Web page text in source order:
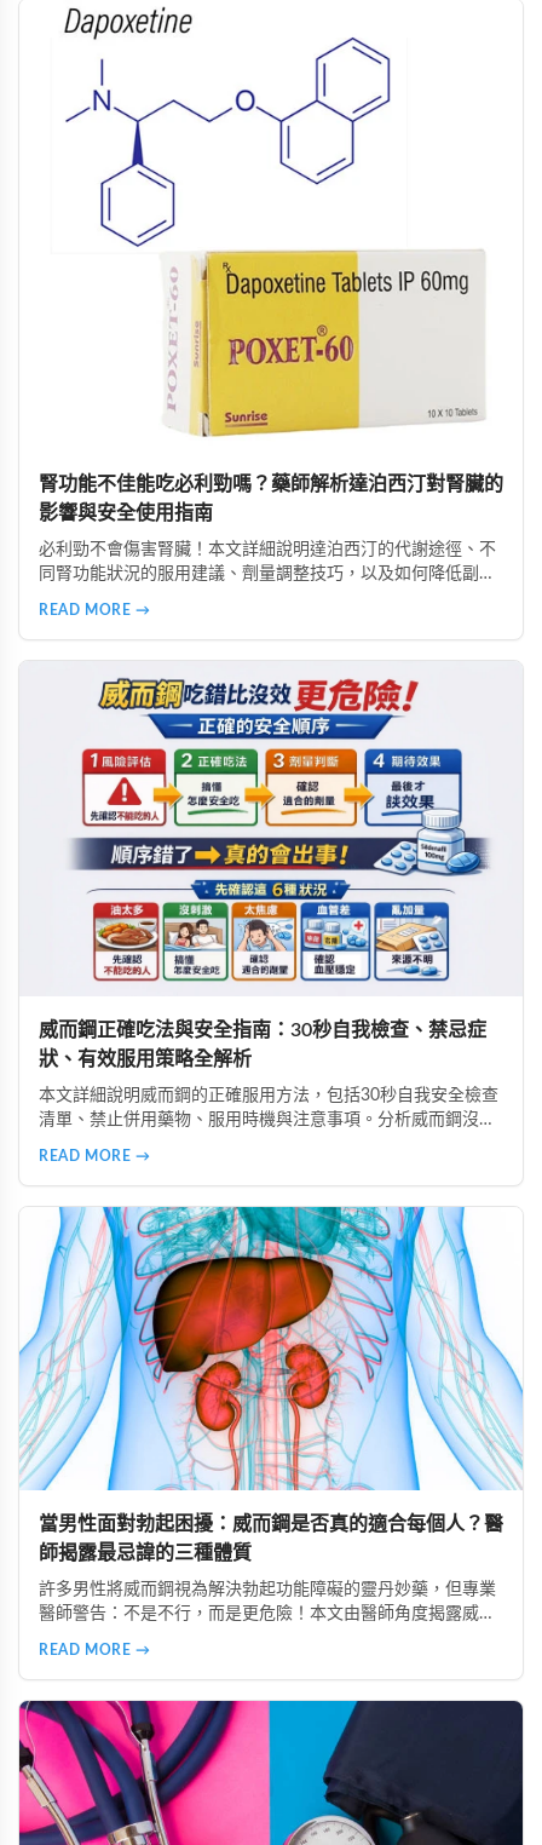
腎功能不佳能吃必利勁嗎？藥師解析達泊西汀對腎臟的
影響與安全使用指南
必利勁不會傷害腎臟！本文詳細說明達泊西汀的代謝途徑、不
同腎功能狀況的服用建議、劑量調整技巧，以及如何降低副作
READ MORE →
威而鋼正確吃法與安全指南：30秒自我檢查、禁忌症
狀、有效服用策略全解析
本文詳細說明威而鋼的正確服用方法，包括30秒自我安全檢查
清單、禁止併用藥物、服用時機與注意事項。分析威而鋼沒效
READ MORE →
當男性面對勃起困擾：威而鋼是否真的適合每個人？醫
師揭露最忌諱的三種體質
許多男性將威而鋼視為解決勃起功能障礙的靈丹妙藥，但專業
醫師警告：不是不行，而是更危險！本文由醫師角度揭露威而
造成健康危害。
READ MORE →